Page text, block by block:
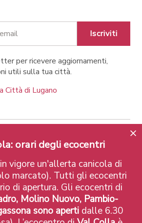
Iscriviti
per ricevere aggiornamenti,
utili sulla tua città.
Città di Lugano
Note legali
Privacy Policy
Credits
orari degli ecocentri
vigore un'allerta canicola di
marcato). Tutti gli ecocentri
di apertura. Gli ecocentri di
Molino Nuovo, Pambio-
sono aperti dalle 6.30